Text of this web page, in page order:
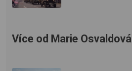
Více od Marie Osvaldová